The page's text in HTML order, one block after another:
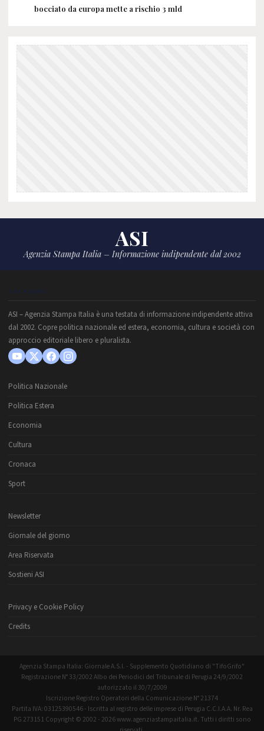
bocciato da europa mette a rischio 3 mld
ASI
Agenzia Stampa Italia – Informazione indipendente dal 2002
CHI SIAMO
ASI – Agenzia Stampa Italia è una testata di informazione indipendente attiva
dal 2002. Copre politica nazionale ed estera, economia, cultura e società con
approccio editoriale libero e pluralista.
Politica Nazionale
Politica Estera
Economia
Cultura
Cronaca
Sport
Newsletter
Giornale del giorno
Area Riservata
Sostieni ASI
Privacy e Cookie Policy
Credits
Agenzia Stampa Italia: Giornale A.S.I. - Supplemento Quotidiano di "TifoGrifo"
Registrazione N° 33/2002 Albo dei Periodici del Tribunale di Perugia 24/9/2002
autorizzato il 30/7/2009
Iscrizione Registro Operatori della Comunicazione N° 21374
Partita IVA: 03125390546 - Iscritta al registro delle imprese di Perugia C.C.I.A.A. Nr. Rea
PG 273151 Copyright © 2002 - 2026 www.agenziastampaitalia.it. Tutti i diritti sono